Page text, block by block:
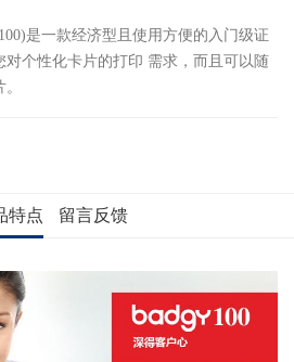
是一款经济型且使用方便的入门级证
个性化卡片的打印 需求，而且可以随
特点 留言反馈